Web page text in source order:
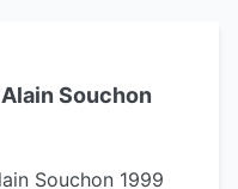
Souchon
Souchon 1999